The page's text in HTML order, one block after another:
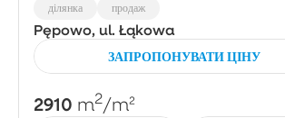
ділянка продаж
Pępowo, ul. Łąkowa
ЗАПРОПОНУВАТИ ЦІНУ
2910 m2/m²